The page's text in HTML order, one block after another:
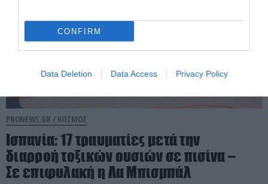
CONFIRM
Data Deletion Data Access Privacy Policy
PRONEWS.GR / ΚΟΣΜΟΣ
Ισπανία: 17 τραυματίες μετά την
διαρροή τοξικών ουσιών σε πισίνα –
Σε επιφυλακή η Λα Μπισμπάλ